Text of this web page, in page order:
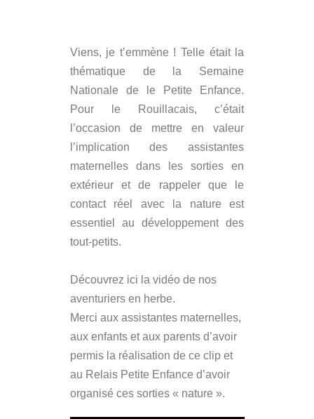
Viens, je t’emmène ! Telle était la
thématique de la Semaine
Nationale de le Petite Enfance.
Pour le Rouillacais, c’était
l’occasion de mettre en valeur
l’implication des assistantes
maternelles dans les sorties en
extérieur et de rappeler que le
contact réel avec la nature est
essentiel au développement des
tout-petits.
Découvrez ici la vidéo de nos
aventuriers en herbe.
Merci aux assistantes maternelles,
aux enfants et aux parents d’avoir
permis la réalisation de ce clip et
au Relais Petite Enfance d’avoir
organisé ces sorties « nature ».